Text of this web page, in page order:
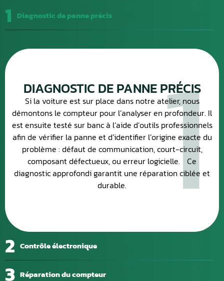
1 Diagnostic de panne précis
2 Contrôle électronique
3 Réparation du compteur
1
DIAGNOSTIC DE PANNE PRÉCIS
Si la voiture est sur place dans notre atelier, nous
démontons le compteur pour l’analyser en profondeur. Il
est ensuite testé sur banc à l’aide d’outils professionnels
afin de vérifier la panne et d’identifier l’origine exacte du
problème : défaut de communication, court-circuit,
composant défectueux, ou erreur logicielle. Ce
diagnostic approfondi garantit une réparation ciblée et
durable.